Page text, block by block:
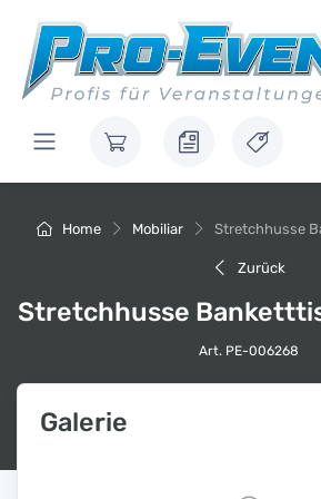
Home Mobiliar Stretchhusse
Zurück
Stretchhusse
Art. PE-006268
Galerie